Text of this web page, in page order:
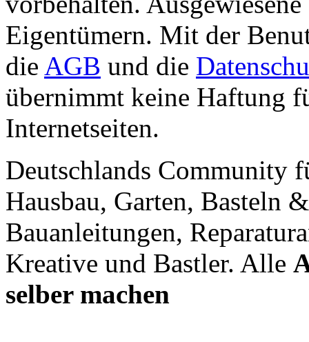
Eigentümern. Mit der
die AGB und die
übernimmt keine Haftung
Internetseiten.
Deutschlands Community
Hausbau, Garten, Basteln
Bauanleitungen,
Kreative und Bastler. Alle
selber machen